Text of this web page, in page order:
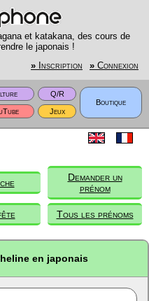
et katakana, des cours de
le japonais !
» Inscription » Connexion
Q/R
Boutique
Jeux
Demander un
prénom
Tous les prénoms
en japonais